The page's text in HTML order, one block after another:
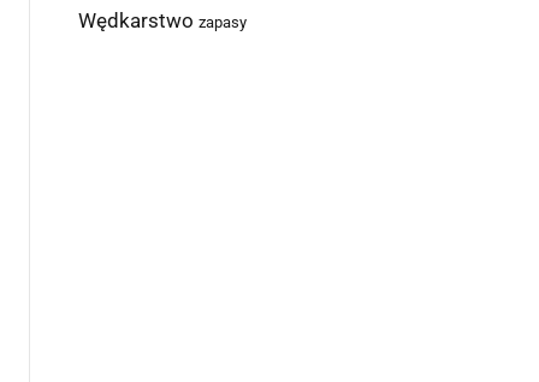
Wędkarstwo zapasy